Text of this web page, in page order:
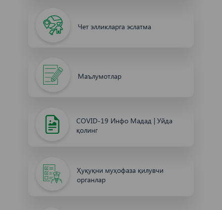
Чет элликларга эслатма
Маълумотлар
COVID-19 Инфо Мадад | Уйда
қолинг
Ҳуқуқни муҳофаза қилувчи
органлар